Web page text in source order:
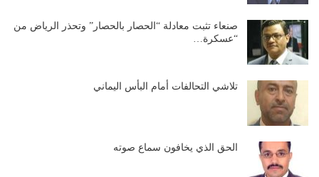
صنعاء تثبت معادلة “الحصار بالحصار” وتحذر الرياض من
“عسكرة…
تلاشي التحالفات أمام البأس اليماني
الحق الذي يخافون سماع صوته